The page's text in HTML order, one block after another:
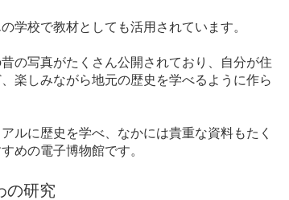
の学校で教材としても活用されています。
の写真がたくさん公開されており、自分が住
楽しみながら地元の歴史を学べるように作ら
ルに歴史を学べ、なかには貴重な資料もたく
めの電子博物館です。
の研究